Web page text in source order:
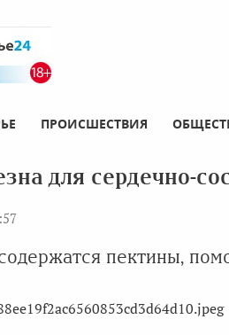
ПРОИСШЕСТВИЯ
для сердечно-
пектины,